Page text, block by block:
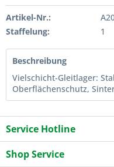
Artikel-Nr.:
Staffelung:
1
Beschreibung
Vielschicht-Gleitlager:
Oberflächenschutz,
Service Hotline
Shop Service